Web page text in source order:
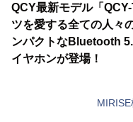
QCY最新モデル「
ツを愛する全ての人々
ンパクトなBluetooth
イヤホンが登場！